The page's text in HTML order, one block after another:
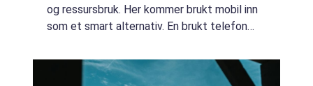
og ressursbruk. Her kommer brukt mobil inn
som et smart alternativ. En brukt telefon
en ny, men til en langt lavere p...